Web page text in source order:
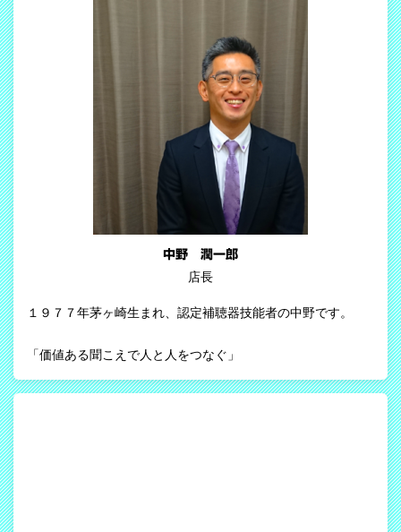
中野 潤一郎
店長
１９７７年茅ヶ崎生まれ、認定補聴器技能者の中野です。
「価値ある聞こえで人と人をつなぐ」